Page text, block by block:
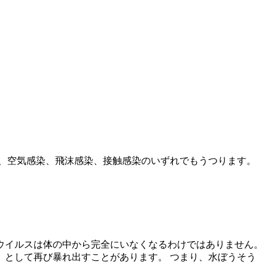
気感染、飛沫感染、接触感染のいずれでもうつります。
ルスは体の中から完全にいなくなるわけではありません。
して再び暴れ出すことがあります。 つまり、水ぼうそう